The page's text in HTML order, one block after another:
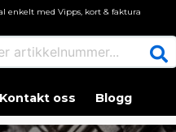
enkelt med Vipps, kort & faktura
Kontakt oss Blogg